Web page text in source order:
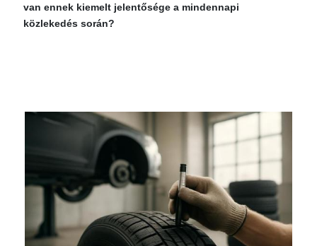
van ennek kiemelt jelentősége a mindennapi
közlekedés során?